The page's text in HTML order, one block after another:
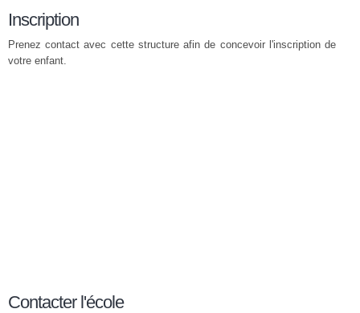
Inscription
Prenez contact avec cette structure afin de concevoir l'inscription de
votre enfant.
Contacter l'école